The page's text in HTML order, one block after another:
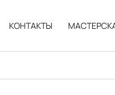
КОНТАКТЫ